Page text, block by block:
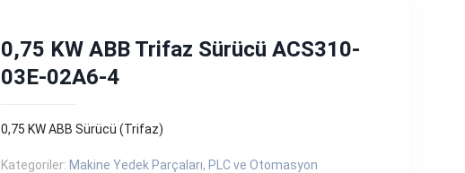
0,75 KW ABB Trifaz Sürücü ACS310-
03E-02A6-4
0,75 KW ABB Sürücü (Trifaz)
Kategoriler: Makine Yedek Parçaları, PLC ve Otomasyon